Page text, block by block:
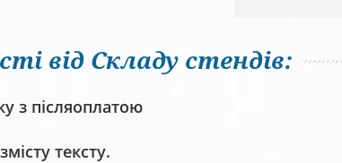
від Складу стендів:
з післяоплатою
тексту.